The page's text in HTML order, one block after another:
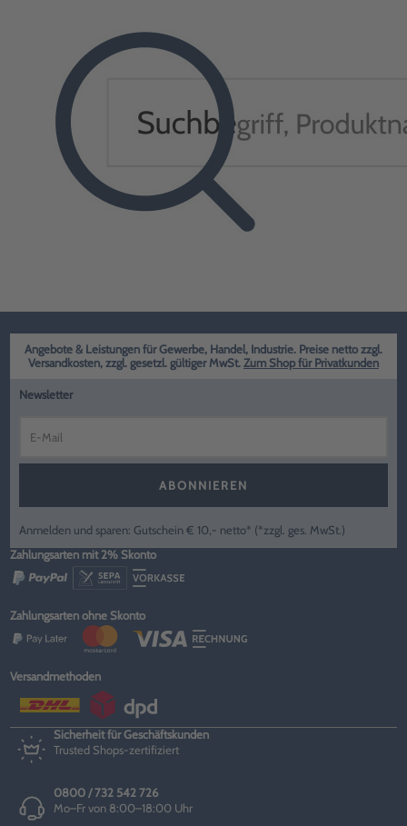
Angebote & Leistungen für Gewerbe, Handel, Industrie. Preise netto zzgl.
Versandkosten, zzgl. gesetzl. gültiger MwSt. Zum Shop für Privatkunden
Newsletter
ABONNIEREN
Anmelden und sparen: Gutschein € 10,- netto* (*zzgl. ges. MwSt.)
Zahlungsarten mit 2% Skonto
Zahlungsarten ohne Skonto
Versandmethoden
Sicherheit für Geschäftskunden
Trusted Shops-zertifiziert
0800 / 732 542 726
Mo–Fr von 8:00–18:00 Uhr